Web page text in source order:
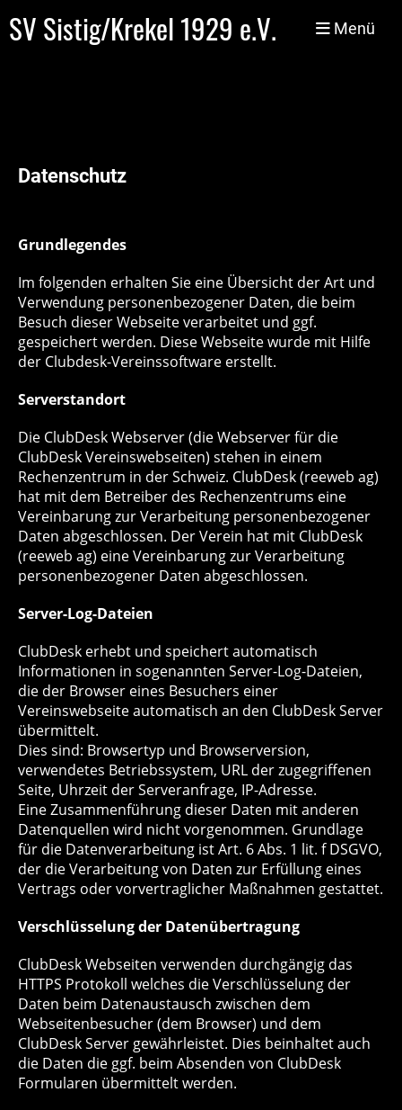
SV Sistig/Krekel 1929 e.V. Menü
Datenschutz
Grundlegendes
Im folgenden erhalten Sie eine Übersicht der Art und
Verwendung personenbezogener Daten, die beim
Besuch dieser Webseite verarbeitet und ggf.
gespeichert werden. Diese Webseite wurde mit Hilfe
der Clubdesk-Vereinssoftware erstellt.
Serverstandort
Die ClubDesk Webserver (die Webserver für die
ClubDesk Vereinswebseiten) stehen in einem
Rechenzentrum in der Schweiz. ClubDesk (reeweb ag)
hat mit dem Betreiber des Rechenzentrums eine
Vereinbarung zur Verarbeitung personenbezogener
Daten abgeschlossen. Der Verein hat mit ClubDesk
(reeweb ag) eine Vereinbarung zur Verarbeitung
personenbezogener Daten abgeschlossen.
Server-Log-Dateien
ClubDesk erhebt und speichert automatisch
Informationen in sogenannten Server-Log-Dateien,
die der Browser eines Besuchers einer
Vereinswebseite automatisch an den ClubDesk Server
übermittelt.
Dies sind: Browsertyp und Browserversion,
verwendetes Betriebssystem, URL der zugegriffenen
Seite, Uhrzeit der Serveranfrage, IP-Adresse.
Eine Zusammenführung dieser Daten mit anderen
Datenquellen wird nicht vorgenommen. Grundlage
für die Datenverarbeitung ist Art. 6 Abs. 1 lit. f DSGVO,
der die Verarbeitung von Daten zur Erfüllung eines
Vertrags oder vorvertraglicher Maßnahmen gestattet.
Verschlüsselung der Datenübertragung
ClubDesk Webseiten verwenden durchgängig das
HTTPS Protokoll welches die Verschlüsselung der
Daten beim Datenaustausch zwischen dem
Webseitenbesucher (dem Browser) und dem
ClubDesk Server gewährleistet. Dies beinhaltet auch
die Daten die ggf. beim Absenden von ClubDesk
Formularen übermittelt werden.